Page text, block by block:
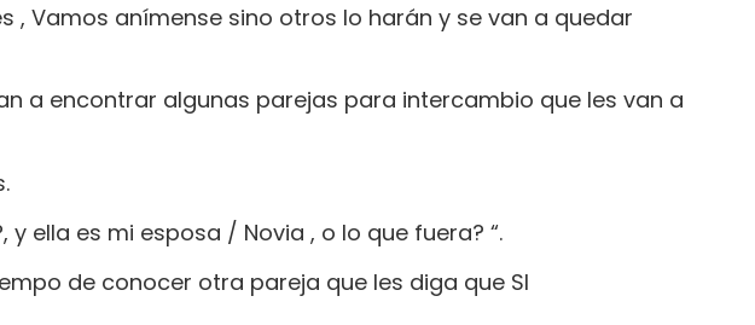
, Vamos anímense sino otros lo harán y se van a quedar
a encontrar algunas parejas para intercambio que les van a
y ella es mi esposa / Novia , o lo que fuera? “.
de conocer otra pareja que les diga que SI